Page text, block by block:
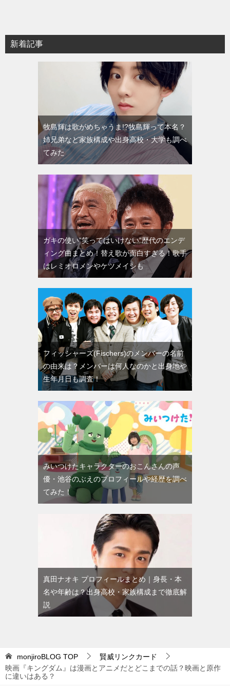
新着記事
牧島輝は歌がめちゃうま!?牧島輝って本名？
姉兄弟など家族構成や出身高校・大学も調べ
てみた
ガキの使い”笑ってはいけない”歴代のエンデ
ィング曲まとめ！替え歌が面白すぎる！歌手
はレミオロメンやケツメイシも
フィッシャーズ(Fischers)のメンバーの名前
の由来は？メンバーは何人なのかと出身地や
生年月日も調査！
みいつけたキャラクターのおこんさんの声
優・池谷のぶえのプロフィールや経歴を調べ
てみた！
真田ナオキ プロフィールまとめ｜身長・本
名や年齢は？出身高校・家族構成まで徹底解
説
monjiroBLOG TOP
賢威リンクカード
映画『キングダム』は漫画とアニメだとどこまでの話？映画と原作
に違いはある？